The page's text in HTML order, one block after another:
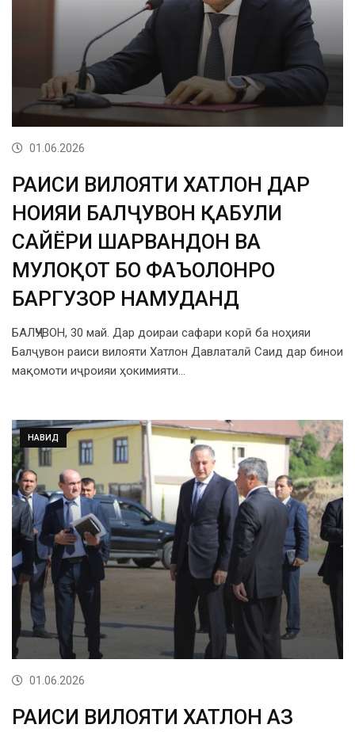
01.06.2026
РАИСИ ВИЛОЯТИ ХАТЛОН ДАР
НОҲИЯИ БАЛҶУВОН ҚАБУЛИ
САЙЁРИ ШАҲРВАНДОН ВА
МУЛОҚОТ БО ФАЪОЛОНРО
БАРГУЗОР НАМУДАНД
БАЛҶУВОН, 30 май. Дар доираи сафари корӣ ба ноҳияи
Балҷувон раиси вилояти Хатлон Давлаталӣ Саид дар бинои
мақомоти иҷроияи ҳокимияти…
НАВИД
01.06.2026
РАИСИ ВИЛОЯТИ ХАТЛОН АЗ